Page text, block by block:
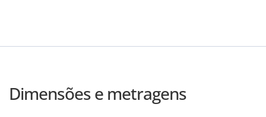
Dimensões e metragens